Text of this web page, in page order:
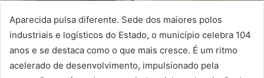
Aparecida pulsa diferente. Sede dos maiores polos
industriais e logísticos do Estado, o município celebra 104
anos e se destaca como o que mais cresce. É um ritmo
acelerado de desenvolvimento, impulsionado pela